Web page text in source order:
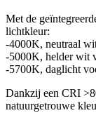
Met de
lichtkleur:
-4000K, neutraal
-5000K, helder wit
-5700K, daglicht
Dankzij een CRI
natuurgetrouwe